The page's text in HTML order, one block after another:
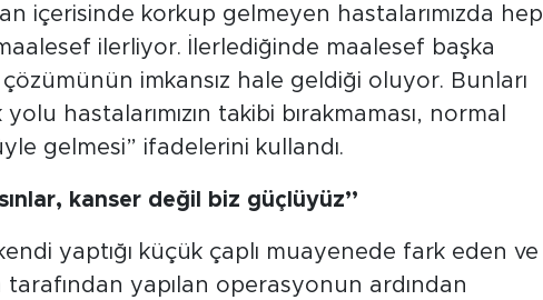
içerisinde korkup gelmeyen hastalarımızda hep
ilerliyor. İlerlediğinde maalesef başka
çözümünün imkansız hale geldiği oluyor. Bunları
hastalarımızın takibi bırakmaması, normal
gelmesi” ifadelerini kullandı.
kanser değil biz güçlüyüz’’
yaptığı küçük çaplı muayenede fark eden ve
tarafından yapılan operasyonun ardından